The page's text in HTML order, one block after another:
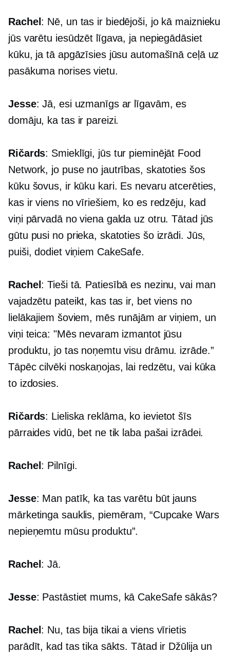
Rachel : Nē, un tas ir biedējoši, jo kā maiznieku
jūs varētu iesūdzēt līgava, ja nepiegādāsiet
kūku, ja tā apgāzīsies jūsu automašīnā ceļā uz
pasākuma norises vietu.
Jesse: Jā, esi uzmanīgs ar līgavām, es
domāju, ka tas ir pareizi.
Ričards: Smieklīgi, jūs tur pieminējāt Food
Network, jo puse no jautrības, skatoties šos
kūku šovus, ir kūku kari. Es nevaru atcerēties,
kas ir viens no vīriešiem, ko es redzēju, kad
viņi pārvadā no viena galda uz otru. Tātad jūs
gūtu pusi no prieka, skatoties šo izrādi. Jūs,
puiši, dodiet viņiem CakeSafe.
Rachel : Tieši tā. Patiesībā es nezinu, vai man
vajadzētu pateikt, kas tas ir, bet viens no
lielākajiem šoviem, mēs runājām ar viņiem, un
viņi teica: "Mēs nevaram izmantot jūsu
produktu, jo tas noņemtu visu drāmu. izrāde.”
Tāpēc cilvēki noskaņojas, lai redzētu, vai kūka
to izdosies.
Ričards: Lieliska reklāma, ko ievietot šīs
pārraides vidū, bet ne tik laba pašai izrādei.
Rachel : Pilnīgi.
Jesse: Man patīk, ka tas varētu būt jauns
mārketinga sauklis, piemēram, “Cupcake Wars
nepieņemtu mūsu produktu”.
Rachel : Jā.
Jesse: Pastāstiet mums, kā CakeSafe sākās?
Rachel : Nu, tas bija tikai aviens vīrietis
parādīt, kad tas tika sākts. Tātad ir Džūlija un